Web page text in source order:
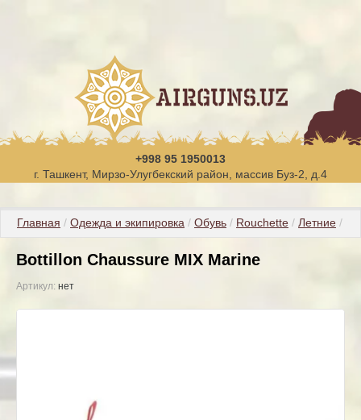
+998 95 1950013
г. Ташкент, Мирзо-Улугбекский район, массив Буз-2, д.4
Главная / Одежда и экипировка / Обувь / Rouchette / Летние /
Bottillon Chaussure MIX Marine
Артикул: нет